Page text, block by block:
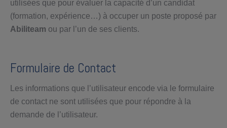
utilisées que pour évaluer la capacité d’un candidat
(formation, expérience…) à occuper un poste proposé par
Abiliteam ou par l’un de ses clients.
Formulaire de Contact
Les informations que l’utilisateur encode via le formulaire
de contact ne sont utilisées que pour répondre à la
demande de l’utilisateur.